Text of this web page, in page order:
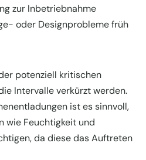
zur Inbetriebnahme
oder Designprobleme früh
potenziell kritischen
Intervalle verkürzt werden.
ist es sinnvoll,
wie Feuchtigkeit und
da diese das Auftreten